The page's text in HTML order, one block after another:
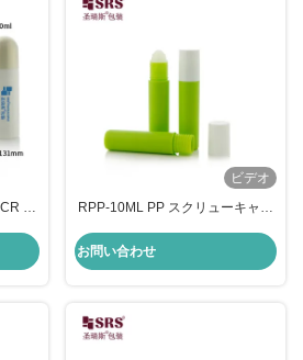
カ
ラ
ビデオ
RPP-10ML PP スクリューキャッ
ールアプリケータープラスチック
ロールオンボトル
お問い合わせ